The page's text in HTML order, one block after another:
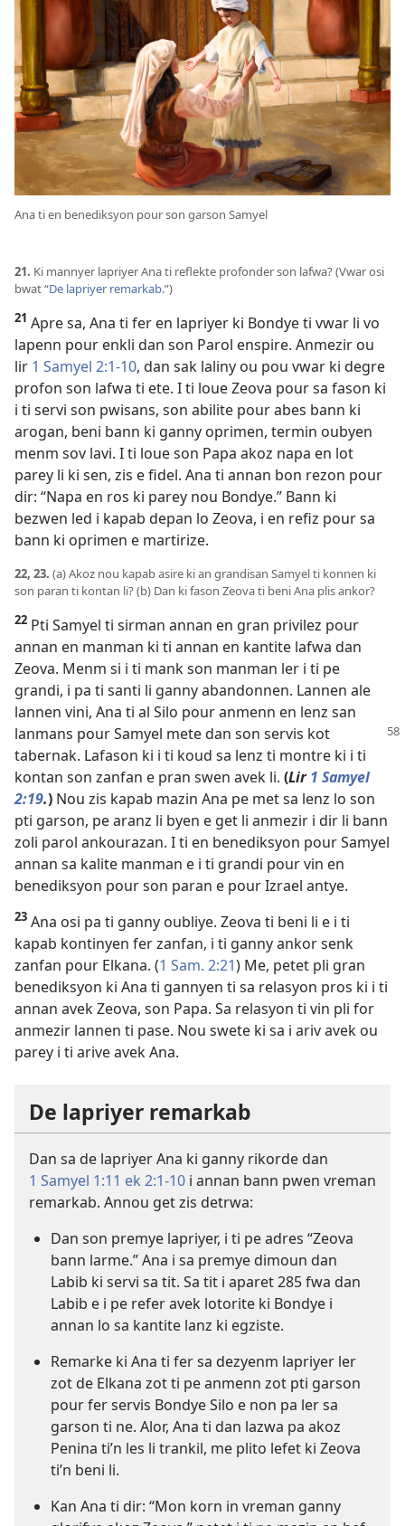
Ana ti en benediksyon pour son garson Samyel
21. Ki mannyer lapriyer Ana ti reflekte profonder son lafwa? (Vwar osi
bwat “De lapriyer remarkab.”)
21 Apre sa, Ana ti fer en lapriyer ki Bondye ti vwar li vo
lapenn pour enkli dan son Parol enspire. Anmezir ou
lir 1 Samyel 2:1-10, dan sak laliny ou pou vwar ki degre
profon son lafwa ti ete. I ti loue Zeova pour sa fason ki
i ti servi son pwisans, son abilite pour abes bann ki
arogan, beni bann ki ganny oprimen, termin oubyen
menm sov lavi. I ti loue son Papa akoz napa en lot
parey li ki sen, zis e fidel. Ana ti annan bon rezon pour
dir: “Napa en ros ki parey nou Bondye.” Bann ki
bezwen led i kapab depan lo Zeova, i en refiz pour sa
bann ki oprimen e martirize.
22, 23. (a) Akoz nou kapab asire ki an grandisan Samyel ti konnen ki
son paran ti kontan li? (b) Dan ki fason Zeova ti beni Ana plis ankor?
22 Pti Samyel ti sirman annan en gran privilez pour
annan en manman ki ti annan en kantite lafwa dan
Zeova. Menm si i ti mank son manman ler i ti pe
grandi, i pa ti santi li ganny abandonnen. Lannen ale
lannen vini, Ana ti al Silo pour anmenn en lenz san
lanmans pour Samyel mete dan son servis kot
tabernak. Lafason ki i ti koud sa lenz ti montre ki i ti
kontan son zanfan e pran swen avek li. (Lir 1 Samyel
2:19.) Nou zis kapab mazin Ana pe met sa lenz lo son
pti garson, pe aranz li byen e get li anmezir i dir li bann
zoli parol ankourazan. I ti en benediksyon pour Samyel
annan sa kalite manman e i ti grandi pour vin en
benediksyon pour son paran e pour Izrael antye.
23 Ana osi pa ti ganny oubliye. Zeova ti beni li e i ti
kapab kontinyen fer zanfan, i ti ganny ankor senk
zanfan pour Elkana. (1 Sam. 2:21) Me, petet pli gran
benediksyon ki Ana ti gannyen ti sa relasyon pros ki i ti
annan avek Zeova, son Papa. Sa relasyon ti vin pli for
anmezir lannen ti pase. Nou swete ki sa i ariv avek ou
parey i ti arive avek Ana.
De lapriyer remarkab
Dan sa de lapriyer Ana ki ganny rikorde dan
1 Samyel 1:11 ek 2:1-10 i annan bann pwen vreman
remarkab. Annou get zis detrwa:
Dan son premye lapriyer, i ti pe adres “Zeova
bann larme.” Ana i sa premye dimoun dan
Labib ki servi sa tit. Sa tit i aparet 285 fwa dan
Labib e i pe refer avek lotorite ki Bondye i
annan lo sa kantite lanz ki egziste.
Remarke ki Ana ti fer sa dezyenm lapriyer ler
zot de Elkana zot ti pe anmenn zot pti garson
pour fer servis Bondye Silo e non pa ler sa
garson ti ne. Alor, Ana ti dan lazwa pa akoz
Penina ti’n les li trankil, me plito lefet ki Zeova
ti’n beni li.
Kan Ana ti dir: “Mon korn in vreman ganny